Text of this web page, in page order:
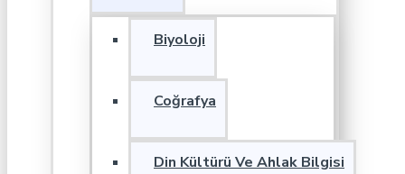
Biyoloji
Coğrafya
Din Kültürü Ve Ahlak Bilgisi